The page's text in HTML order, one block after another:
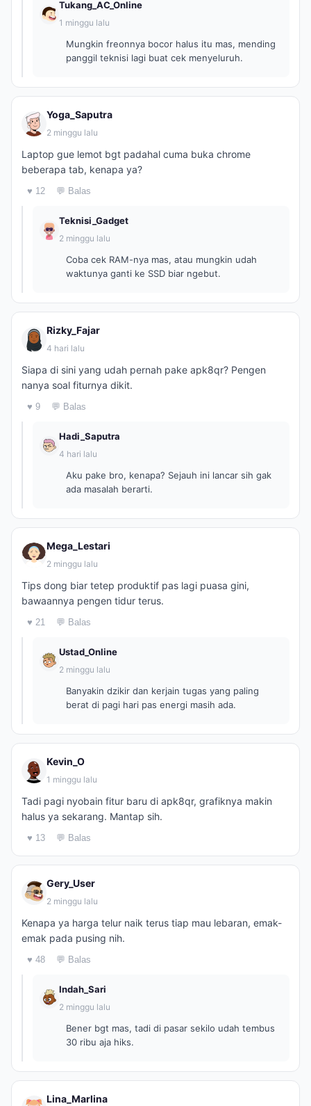
Tukang_AC_Online
1 minggu lalu
Mungkin freonnya bocor halus itu mas, mending
panggil teknisi lagi buat cek menyeluruh.
Yoga_Saputra
2 minggu lalu
Laptop gue lemot bgt padahal cuma buka chrome
beberapa tab, kenapa ya?
♥ 12 💬 Balas
Teknisi_Gadget
2 minggu lalu
Coba cek RAM-nya mas, atau mungkin udah
waktunya ganti ke SSD biar ngebut.
Rizky_Fajar
4 hari lalu
Siapa di sini yang udah pernah pake apk8qr? Pengen
nanya soal fiturnya dikit.
♥ 9 💬 Balas
Hadi_Saputra
4 hari lalu
Aku pake bro, kenapa? Sejauh ini lancar sih gak
ada masalah berarti.
Mega_Lestari
2 minggu lalu
Tips dong biar tetep produktif pas lagi puasa gini,
bawaannya pengen tidur terus.
♥ 21 💬 Balas
Ustad_Online
2 minggu lalu
Banyakin dzikir dan kerjain tugas yang paling
berat di pagi hari pas energi masih ada.
Kevin_O
1 minggu lalu
Tadi pagi nyobain fitur baru di apk8qr, grafiknya makin
halus ya sekarang. Mantap sih.
♥ 13 💬 Balas
Gery_User
2 minggu lalu
Kenapa ya harga telur naik terus tiap mau lebaran, emak-
emak pada pusing nih.
♥ 48 💬 Balas
Indah_Sari
2 minggu lalu
Bener bgt mas, tadi di pasar sekilo udah tembus
30 ribu aja hiks.
Lina_Marlina